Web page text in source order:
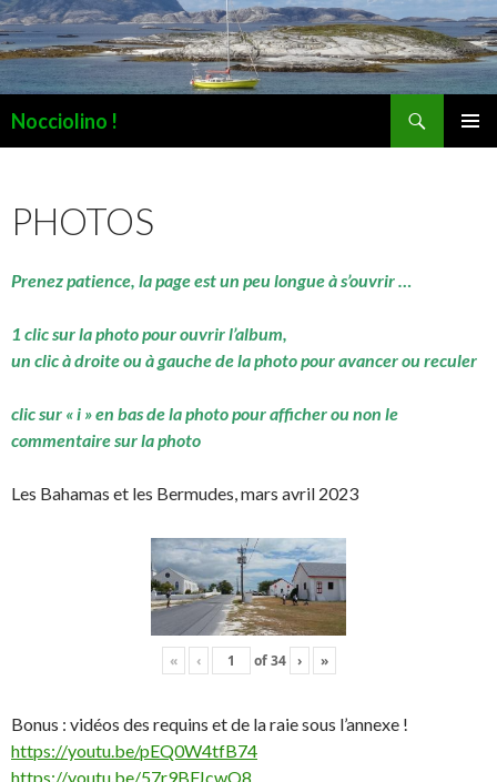
Nocciolino !
PHOTOS
Prenez patience, la page est un peu longue à s’ouvrir …
1 clic sur la photo pour ouvrir l’album,
un clic à droite ou à gauche de la photo pour avancer ou reculer
clic sur « i » en bas de la photo pour afficher ou non le
commentaire sur la photo
Les Bahamas et les Bermudes, mars avril 2023
« ‹ of34 › »
Bonus : vidéos des requins et de la raie sous l’annexe !
https://youtu.be/pEQ0W4tfB74
https://youtu.be/57r9BFJcwQ8